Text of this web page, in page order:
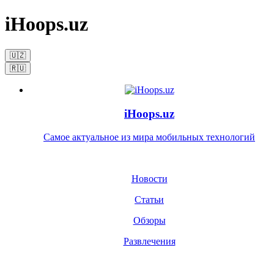
iHoops.uz
🇺🇿
🇷🇺
iHoops.uz
Самое актуальное из мира мобильных технологий
Новости
Статьи
Обзоры
Развлечения